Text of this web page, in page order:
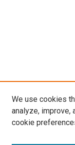
We use cookies
analyze, improve,
cookie